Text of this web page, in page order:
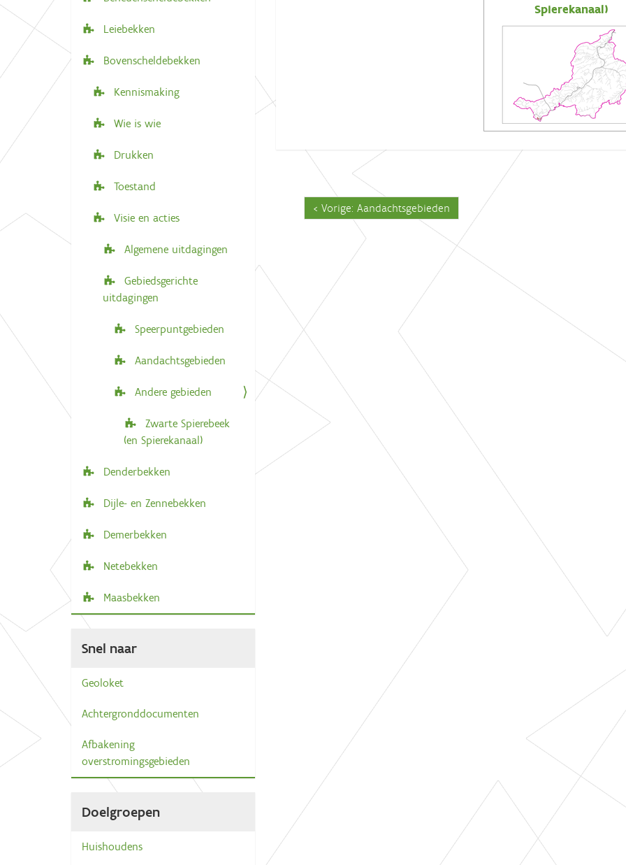
Spierekanaal)
Vorige: Aandachtsgebieden
Leiebekken
Bovenscheldebekken
Kennismaking
Wie is wie
Drukken
Toestand
Visie en acties
Algemene uitdagingen
Gebiedsgerichte
uitdagingen
Speerpuntgebieden
Aandachtsgebieden
Andere gebieden
Zwarte Spierebeek
(en Spierekanaal)
Denderbekken
Dijle- en Zennebekken
Demerbekken
Netebekken
Maasbekken
Snel naar
Geoloket
Achtergronddocumenten
Afbakening
overstromingsgebieden
Doelgroepen
Huishoudens